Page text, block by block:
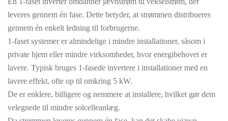
leveres gennem én fase. Dette betyder, at strømmen distribueres
gennem én enkelt ledning til forbrugerne.
1-faset systemer er almindelige i mindre installationer, såsom i
private hjem eller mindre virksomheder, hvor energibehovet er
lavere. Typisk bruges 1-fasede invertere i installationer med en
lavere effekt, ofte op til omkring 5 kW.
De er enklere, billigere og nemmere at installere, hvilket gør dem
velegnede til mindre solcelleanlæg.